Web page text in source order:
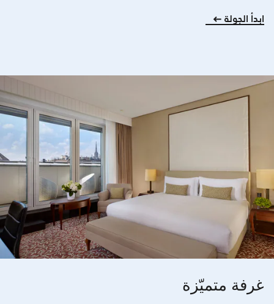
ابدأ الجولة
غرفة متميّزة